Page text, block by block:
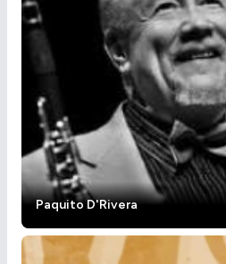
Paquito D'Rivera